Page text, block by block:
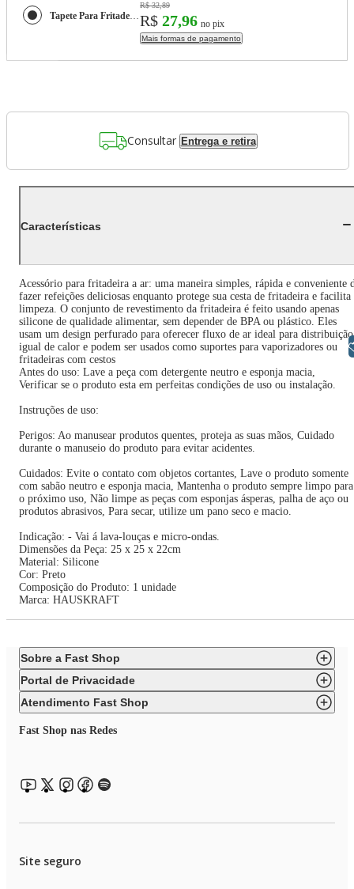
Tapete Para Fritadeira Elétrica Redondo Preto 20Cm - Hauskraft
R$ 32,89
R$ 27,96 no pix
Mais formas de pagamento
Consultar Entrega e retira
Características
Acessório para fritadeira a ar: uma maneira simples, rápida e conveniente
fazer refeições deliciosas enquanto protege sua cesta de fritadeira e facilita
limpeza. O conjunto de revestimento da fritadeira é feito usando apenas
silicone de qualidade alimentar, sem depender de BPA ou plástico. Eles
usam um design perfurado para oferecer fluxo de ar ideal para distribuição
igual de calor e podem ser usados como suportes para vaporizadores ou
fritadeiras com cestos
Antes do uso: Lave a peça com detergente neutro e esponja macia,
Verificar se o produto esta em perfeitas condições de uso ou instalação.
Instruções de uso:
Perigos: Ao manusear produtos quentes, proteja as suas mãos, Cuidado
durante o manuseio do produto para evitar acidentes.
Cuidados: Evite o contato com objetos cortantes, Lave o produto somente
com sabão neutro e esponja macia, Mantenha o produto sempre limpo para
o próximo uso, Não limpe as peças com esponjas ásperas, palha de aço ou
produtos abrasivos, Para secar, utilize um pano seco e macio.
Indicação: - Vai á lava-louças e micro-ondas.
Dimensões da Peça: 25 x 25 x 22cm
Material: Silicone
Cor: Preto
Composição do Produto: 1 unidade
Marca: HAUSKRAFT
Sobre a Fast Shop
Portal de Privacidade
Atendimento Fast Shop
Fast Shop nas Redes
Site seguro
Libras